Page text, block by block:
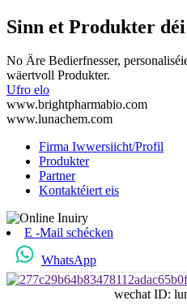
Sinn et Produkter
No Äre Bedierfnesser,
wäertvoll Produkter.
Ufro elo
www.brightpharmabio.com
www.lunachem.com
Firma Iwwersiicht/Profil
Produkter
Partner
Kontaktéiert eis
E -Mail schécken
WhatsApp
wechat ID: